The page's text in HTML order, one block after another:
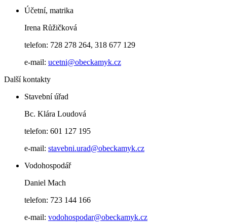
Účetní, matrika
Irena Růžičková
telefon: 728 278 264, 318 677 129
e-mail: ucetni@obeckamyk.cz
Další kontakty
Stavební úřad
Bc. Klára Loudová
telefon: 601 127 195
e-mail: stavebni.urad@obeckamyk.cz
Vodohospodář
Daniel Mach
telefon: 723 144 166
e-mail: vodohospodar@obeckamyk.cz